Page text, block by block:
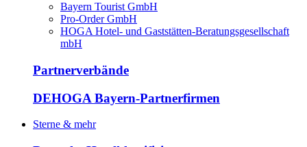
Bayern Tourist GmbH
Pro-Order GmbH
HOGA Hotel- und Gaststätten-Beratungsgesellschaft
mbH
Partnerverbände
DEHOGA Bayern-Partnerfirmen
Sterne & mehr